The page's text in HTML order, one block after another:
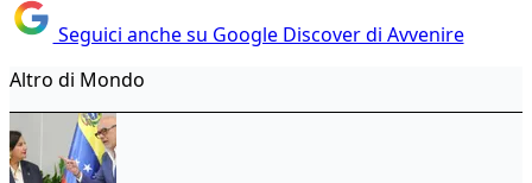
Seguici anche su Google Discover di Avvenire
Altro di Mondo